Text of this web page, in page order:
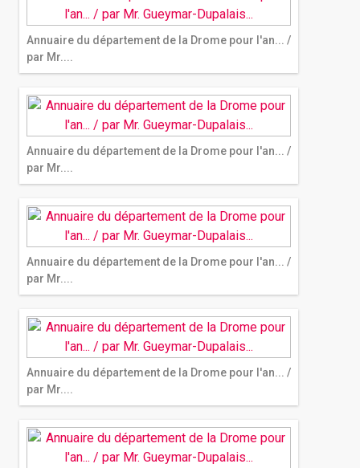
Annuaire du département de la Drome pour l'an... /
par Mr....
Annuaire du département de la Drome pour l'an... /
par Mr....
Annuaire du département de la Drome pour l'an... /
par Mr....
Annuaire du département de la Drome pour l'an... /
par Mr....